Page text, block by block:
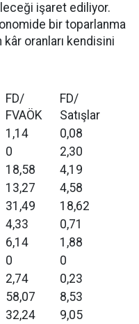
işaret ediliyor.
bir toparlanma
oranları kendisini
FD/
FVAÖK
FD/
Satışlar
1,14
0,08
0
2,30
18,58
4,19
13,27
4,58
31,49
18,62
4,33
0,71
6,14
1,88
0
0
2,74
0,23
58,07
8,53
32,24
9,05